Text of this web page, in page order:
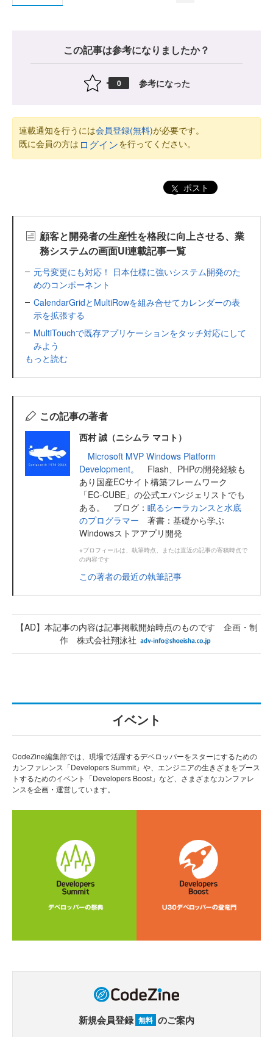
この記事は参考になりましたか？
0 参考になった
連載通知を行うには会員登録(無料)が必要です。
既に会員の方は ログインを行ってください。
ポスト
顧客と開発者の生産性を格段に向上させる、業
務システムの画面UI連載記事一覧
元号変更にも対応！ 日本仕様に強いシステム開発のた
めのコンポーネント
CalendarGridとMultiRowを組み合せてカレンダーの表
示を拡張する
MultiTouchで既存アプリケーションをタッチ対応にして
みよう
もっと読む
この記事の著者
西村 誠（ニシムラ マコト）
Microsoft MVP Windows Platform
Development。
Flash、PHPの開発経験も
あり国産ECサイト構築フレームワーク
「EC-CUBE」の公式エバンジェリストでも
ある。 ブログ： 眠るシーラカンスと水底
のプログラマー 著書：基礎から学ぶ
Windowsストアアプリ開発
※プロフィールは、執筆時点、または直近の記事の寄稿時点で
の内容です
この著者の最近の執筆記事
【AD】本記事の内容は記事掲載開始時点のものです 企画・制
作 株式会社翔泳社
イベント
CodeZine編集部では、現場で活躍するデベロッパーをスターにするための
カンファレンス「Developers Summit」や、エンジニアの生きざまをブース
トするためのイベント「Developers Boost」など、さまざまなカンファレ
ンスを企画・運営しています。
新規会員登録 無料 のご案内